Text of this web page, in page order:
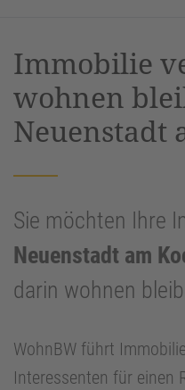
Immobilie
wohnen
Neuenstadt
Sie möchten Ihre
Neuenstadt am
darin wohnen
WohnBW führt
Interessenten für einen